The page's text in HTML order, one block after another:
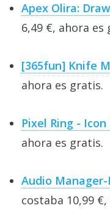
Apex Olira:
6,49 €, ahora es
[365fun] Knife
ahora es gratis.
Pixel Ring - Icon
ahora es gratis.
Audio
costaba 10,99